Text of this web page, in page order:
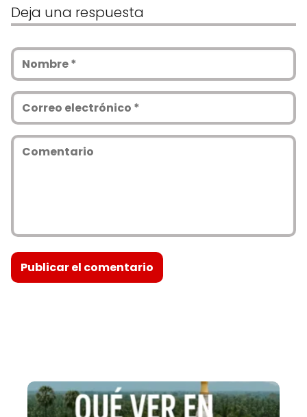
Deja una respuesta